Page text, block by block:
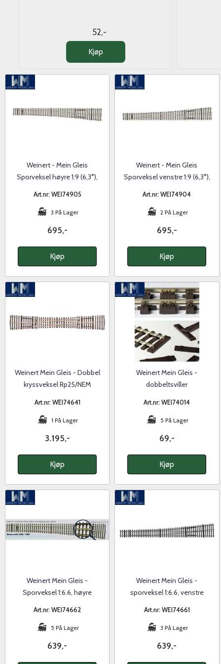
52,-
Kjøp
Weinert - Mein Gleis
Sporveksel høyre 1:9 (6,3°),
Art.nr: WEI74905
3 På Lager
695,-
Kjøp
Weinert - Mein Gleis
Sporveksel venstre 1:9 (6,3°),
Art.nr: WEI74904
2 På Lager
695,-
Kjøp
Weinert Mein Gleis - Dobbel
kryssveksel Rp25/NEM
Art.nr: WEI74641
1 På Lager
3.195,-
Kjøp
Weinert Mein Gleis -
dobbeltsviller
Art.nr: WEI74014
5 På Lager
69,-
Kjøp
Weinert Mein Gleis -
Sporveksel 1:6.6, høyre
Art.nr: WEI74662
5 På Lager
639,-
Weinert Mein Gleis -
sporveksel 1:6.6, venstre
Art.nr: WEI74661
3 På Lager
639,-